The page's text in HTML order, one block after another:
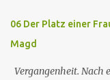
06 Der Platz einer
Magd
Vergangenheit. Nach